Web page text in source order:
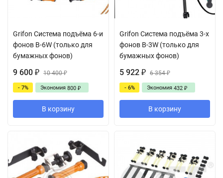
Grifon Cистема подъёма 6-и
фонов B-6W (только для
бумажных фонов)
9 600 ₽ 10 400₽
- 7% Экономия 800 ₽
В корзину
Grifon Cистема подъёма 3-х
фонов B-3W (только для
бумажных фонов)
5 922 ₽ 6 354₽
- 6% Экономия 432 ₽
В корзину